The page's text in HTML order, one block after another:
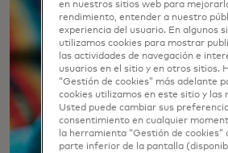
en nuestros sitios web para
rendimiento, entender a nuestro
experiencia del usuario. En algunos
utilizamos cookies para mostrar
las actividades de navegación e
usuarios en el sitio y en otros sitios.
“Gestión de cookies” más adelante
cookies utilizamos en este sitio y las
Usted puede cambiar sus
consentimiento en cualquier
la herramienta “Gestión de cookies”
parte inferior de la pantalla